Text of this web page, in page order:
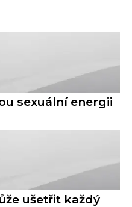
sexuální energii
ušetřit každý